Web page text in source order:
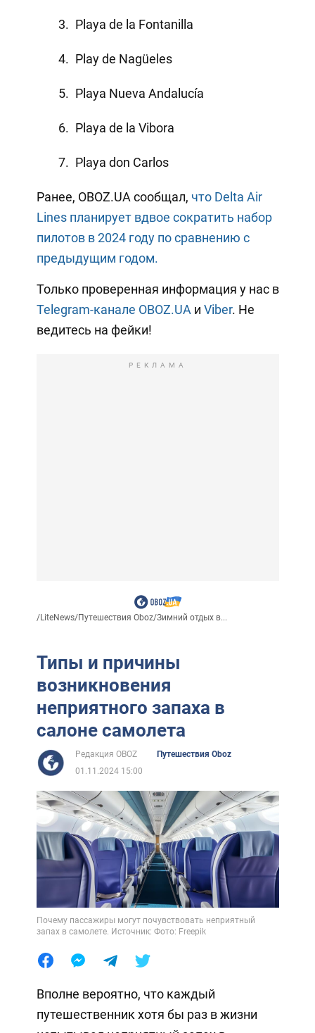
Playa de la Fontanilla
Play de Nagüeles
Playa Nueva Andalucía
Playa de la Vibora
Playa don Carlos
Ранее, OBOZ.UA сообщал, что Delta Air
Lines планирует вдвое сократить набор
пилотов в 2024 году по сравнению с
предыдущим годом.
Только проверенная информация у нас в
Telegram-канале OBOZ.UA и Viber. Не
ведитесь на фейки!
РЕКЛАМА
/LiteNews/Путешествия Oboz/Зимний отдых в...
Типы и причины
возникновения
неприятного запаха в
салоне самолета
Редакция OBOZ
Путешествия Oboz
01.11.2024 15:00
Почему пассажиры могут почувствовать неприятный
запах в самолете. Источник: Фото: Freepik
Вполне вероятно, что каждый
путешественник хотя бы раз в жизни